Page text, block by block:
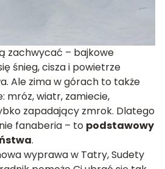
zachwycać – bajkowe
śnieg, cisza i powietrze
Ale zima w górach to także
mróz, wiatr, zamiecie,
zapadający zmrok. Dlatego
fanaberia – to podstawowy
.
wyprawa w Tatry, Sudety